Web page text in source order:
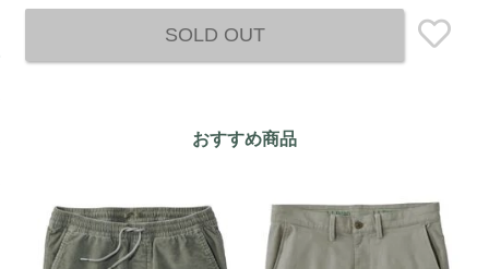
SOLD OUT
おすすめ商品